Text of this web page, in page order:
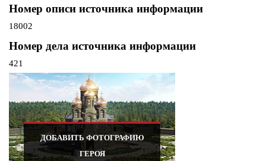
Номер описи источника информации
18002
Номер дела источника информации
421
ДОБАВИТЬ ФОТОГРАФИЮ
ГЕРОЯ